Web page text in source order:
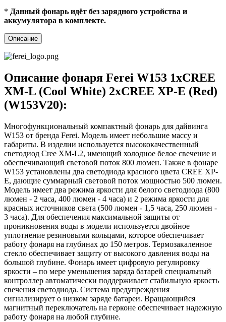
* Данный фонарь идёт без зарядного устройства и
аккумулятора в комплекте.
Описание
Описание фонаря Ferei W153 1хCREE
XM-L (Cool White) 2xCREE XP-E (Red)
(W153V20):
Многофункциональный компактный фонарь для дайвинга
W153 от бренда Ferei. Модель имеет небольшие массу и
габариты. В изделии используется высококачественный
светодиод Cree XM-L2, имеющий холодное белое свечение и
обеспечивающий световой поток 800 люмен. Также в фонаре
W153 установлены два светодиода красного цвета CREE XP-
E, дающие суммарный световой поток мощностью 500 люмен.
Модель имеет два режима яркости для белого светодиода (800
люмен - 2 часа, 400 люмен - 4 часа) и 2 режима яркости для
красных источников света (500 люмен - 1,5 часа, 250 люмен -
3 часа). Для обеспечения максимальной защиты от
проникновения воды в модели используется двойное
уплотнение резиновыми кольцами, которое обеспечивает
работу фонаря на глубинах до 150 метров. Термозакаленное
стекло обеспечивает защиту от высокого давления воды на
большой глубине. Фонарь имеет цифровую регулировку
яркости – по мере уменьшения заряда батарей специальный
контроллер автоматически поддерживает стабильную яркость
свечения светодиода. Система предупреждения
сигнализирует о низком заряде батареи. Вращающийся
магнитный переключатель на герконе обеспечивает надежную
работу фонаря на любой глубине.